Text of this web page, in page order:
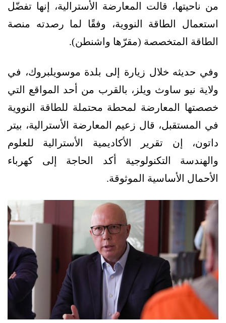
من ناحيتها، قالت المعارضة الأسترالية، إنها تفضّل
استعمال الطاقة النووية، وفقًا لما رصدته منصة
الطاقة المتخصصة (مقرّها واشنطن).
وفي حديثه خلال زيارة إلى بلدة موسويلبروك، في
ولاية نيو ساوث ويلز، بالقرب من أحد المواقع التي
خصصتها المعارضة لمحطة محتملة للطاقة النووية
في المستقبل، قال زعيم المعارضة الأسترالية، بيتر
داتون، إن تقرير الأكاديمية الأسترالية للعلوم
والهندسة التكنولوجية أكد الحاجة إلى كهرباء
الأحمال الأساسية الموثوقة.